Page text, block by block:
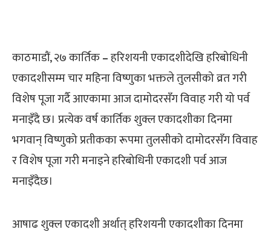
काठमाडौं, २७ कार्तिक–हरिशयनी एकादशीदेखि हरिबोधिनी
एकादशीसम्म चार महिना विष्णुका भक्तले तुलसीको व्रत गरी
विशेष पूजा गर्दै आएकामा आज दामोदरसँग विवाह गरी यो पर्व
मनाइँदै छ। प्रत्येक वर्ष कार्तिक शुक्ल एकादशीका दिनमा
भगवान् विष्णुको प्रतीकका रूपमा तुलसीको दामोदरसँग विवाह
र विशेष पूजा गरी मनाइने हरिबोधिनी एकादशी पर्व आज
मनाइँदैछ।
आषाढ शुक्ल एकादशी अर्थात् हरिशयनी एकादशीका दिनमा